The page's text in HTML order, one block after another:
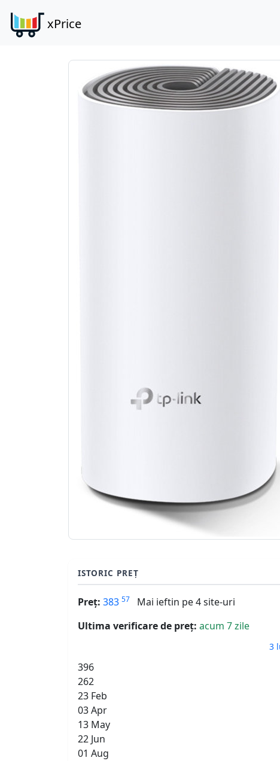
xPrice
ISTORIC PREȚ
Preț: 383 57
Mai ieftin pe 4 site-uri
Ultima verificare de preț: acum 7 zile
3
396
262
23 Feb
03 Apr
13 May
22 Jun
01 Aug